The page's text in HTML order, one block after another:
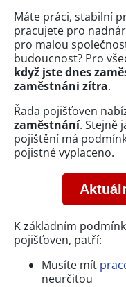
Máte práci, stabilní
pracujete pro
pro malou
budoucnost? Pro
když jste dnes
zaměstnáni zítra.
Řada pojišťoven
zaměstnání. Stejně
pojištění má
pojistné vyplaceno.
K základním
pojišťoven, patří:
Musíte mít
neurčitou